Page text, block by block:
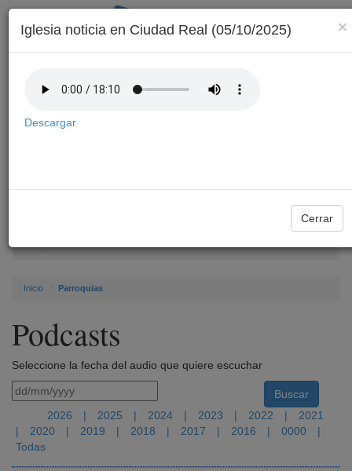
navigation
Inicio Parroquias
Podcasts
Seleccione la fecha del audio que quiere escuchar
2026 | 2025 | 2024 | 2023 | 2022 |
2021
|
2020 | 2019 | 2018 | 2017 | 2016 | 0000
|
Todas
×
Iglesia noticia en Ciudad Real (05/10/2025)
Descargar
Cerrar